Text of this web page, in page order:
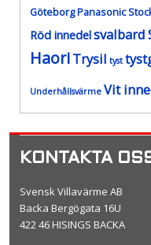
GöteborgPanasonic
Röd innedelsvalbard
HaoriTrysil tyst
Underhållsvärme Vit
KONTAKTA
Svensk Villavärme AB
Backa Bergögata 16U
422 46 HISINGS BACKA